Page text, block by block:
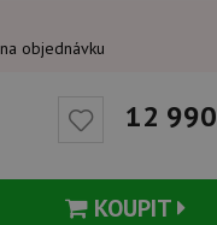
objednávku
12 990
KOUPIT